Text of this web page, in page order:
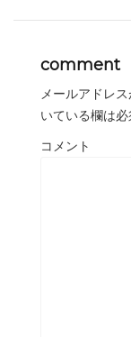
comment
メールアドレ
いている欄は
コメント